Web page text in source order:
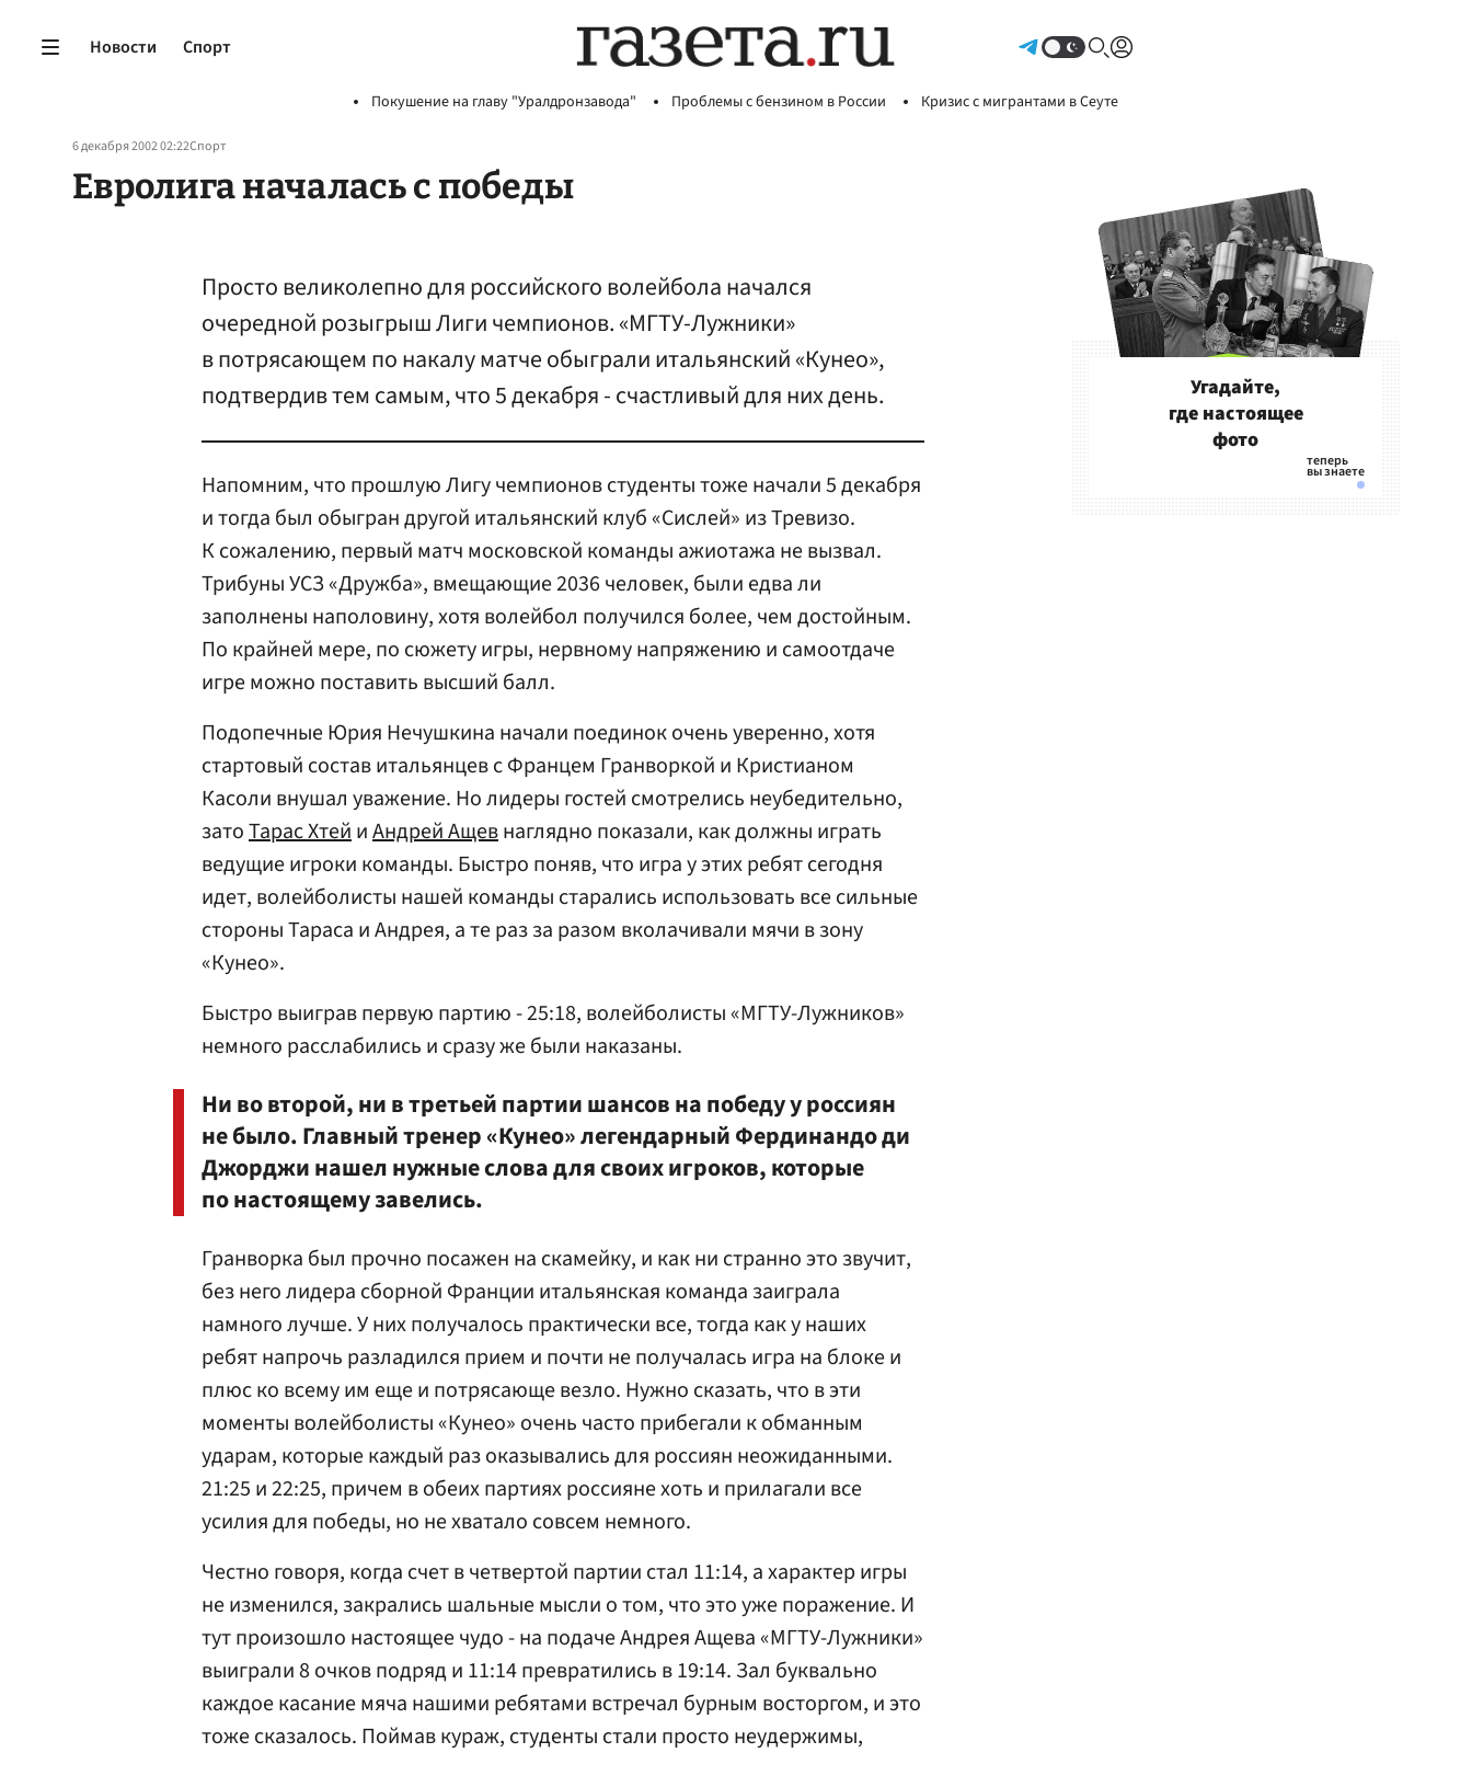
Новости Спорт
Покушение на главу "Уралдронзавода" Проблемы с бензином в России Кризис с мигрантами в Сеуте
6 декабря 2002 02:22Спорт
Евролига началась с победы
Просто великолепно для российского волейбола начался
очередной розыгрыш Лиги чемпионов. «МГТУ-Лужники»
в потрясающем по накалу матче обыграли итальянский «Кунео»,
подтвердив тем самым, что 5 декабря - счастливый для них день.
Напомним, что прошлую Лигу чемпионов студенты тоже начали 5 декабря
и тогда был обыгран другой итальянский клуб «Сислей» из Тревизо.
К сожалению, первый матч московской команды ажиотажа не вызвал.
Трибуны УСЗ «Дружба», вмещающие 2036 человек, были едва ли
заполнены наполовину, хотя волейбол получился более, чем достойным.
По крайней мере, по сюжету игры, нервному напряжению и самоотдаче
игре можно поставить высший балл.
Подопечные Юрия Нечушкина начали поединок очень уверенно, хотя
стартовый состав итальянцев с Францем Гранворкой и Кристианом
Касоли внушал уважение. Но лидеры гостей смотрелись неубедительно,
затоТарас ХтейиАндрей Ащевнаглядно показали, как должны играть
ведущие игроки команды. Быстро поняв, что игра у этих ребят сегодня
идет, волейболисты нашей команды старались использовать все сильные
стороны Тараса и Андрея, а те раз за разом вколачивали мячи в зону
«Кунео».
Быстро выиграв первую партию - 25:18, волейболисты «МГТУ-Лужников»
немного расслабились и сразу же были наказаны.
Ни во второй, ни в третьей партии шансов на победу у россиян
не было. Главный тренер «Кунео» легендарный Фердинандо ди
Джорджи нашел нужные слова для своих игроков, которые
по настоящему завелись.
Гранворка был прочно посажен на скамейку, и как ни странно это звучит,
без него лидера сборной Франции итальянская команда заиграла
намного лучше. У них получалось практически все, тогда как у наших
ребят напрочь разладился прием и почти не получалась игра на блоке и
плюс ко всему им еще и потрясающе везло. Нужно сказать, что в эти
моменты волейболисты «Кунео» очень часто прибегали к обманным
ударам, которые каждый раз оказывались для россиян неожиданными.
21:25 и 22:25, причем в обеих партиях россияне хоть и прилагали все
усилия для победы, но не хватало совсем немного.
Честно говоря, когда счет в четвертой партии стал 11:14, а характер игры
не изменился, закрались шальные мысли о том, что это уже поражение. И
тут произошло настоящее чудо - на подаче Андрея Ащева «МГТУ-Лужники»
выиграли 8 очков подряд и 11:14 превратились в 19:14. Зал буквально
каждое касание мяча нашими ребятами встречал бурным восторгом, и это
тоже сказалось. Поймав кураж, студенты стали просто неудержимы,
Угадайте,
где настоящее
фото